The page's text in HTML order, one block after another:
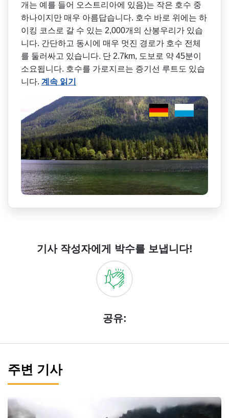
개는 예를 들어 오스트리아에 있음)는 작은 호수 중
하나이지만 매우 아름답습니다. 호수 바로 위에는 하
이킹 코스로 갈 수 있는 2,000개의 산봉우리가 있습
니다. 간단하고 동시에 매우 멋진 경로가 호수 전체
를 둘러싸고 있습니다. 단 2.7km, 도보로 약 45분이
소요됩니다. 호수를 가로지르는 증기선 루트도 있습
니다. 계속 읽기
기사 작성자에게 박수를 보냅니다!
공유:
주변 기사